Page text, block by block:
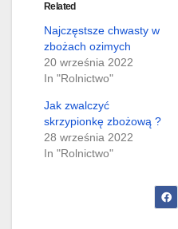
Related
Najczęstsze chwasty w
zbożach ozimych
20 września 2022
In "Rolnictwo"
Jak zwalczyć
skrzypionkę zbożową ?
28 września 2022
In "Rolnictwo"